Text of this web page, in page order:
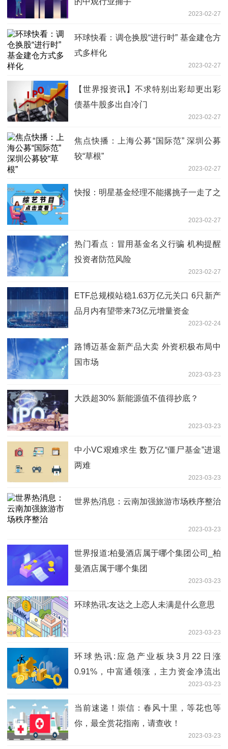
2023-02-27
环球快看：调仓换股“进行时” 基金建仓方
式多样化
2023-02-27
【世界报资讯】不求特别出彩却更出彩
债基牛股多出自冷门
2023-02-27
焦点快播：上海公募“国际范” 深圳公募
较“草根”
2023-02-27
快报：明星基金经理不能撂挑子一走了之
2023-02-27
热门看点：冒用基金名义行骗 机构提醒
投资者防范风险
2023-02-27
ETF总规模站稳1.63万亿元关口 6只新产
品月内有望带来73亿元增量资金
2023-02-24
路博迈基金新产品大卖 外资积极布局中
国市场
2023-03-23
大跌超30% 新能源值不值得抄底？
2023-03-23
中小VC艰难求生 数万亿“僵尸基金”进退
两难
2023-03-23
世界热消息：云南加强旅游市场秩序整治
2023-03-23
世界报道:柏曼酒店属于哪个集团公司_柏
曼酒店属于哪个集团
2023-03-23
环球热讯:友达之上恋人未满是什么意思
2023-03-23
环球热讯:应急产业板块3月22日涨
0.91%，中富通领涨，主力资金净流出
2023-03-23
当前速递！崇信：春风十里，等花也等
你，最全赏花指南，请查收！
2023-03-23